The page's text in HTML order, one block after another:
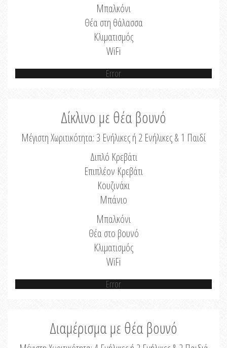
Μπαλκόνι
Θέα στη θάλασσα
Κλιματισμός
WiFi
Error
Δίκλινο με θέα βουνό
Μέγιστη Χωριτικότητα: 3 Ενήλικες ή 2 Ενήλικες & 1 Παιδί
Διπλό Κρεβάτι
Επιπλέον Κρεβάτι
Κουζινάκι
Μπάνιο
Μπαλκόνι
Θέα στο βουνό
Κλιματισμός
WiFi
Error
Διαμέρισμα με θέα βουνό